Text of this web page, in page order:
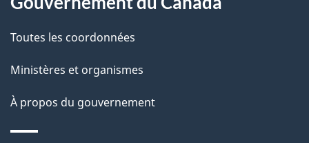
p
a
Toutes les coordonnées
Ministères et organismes
À propos du gouvernement